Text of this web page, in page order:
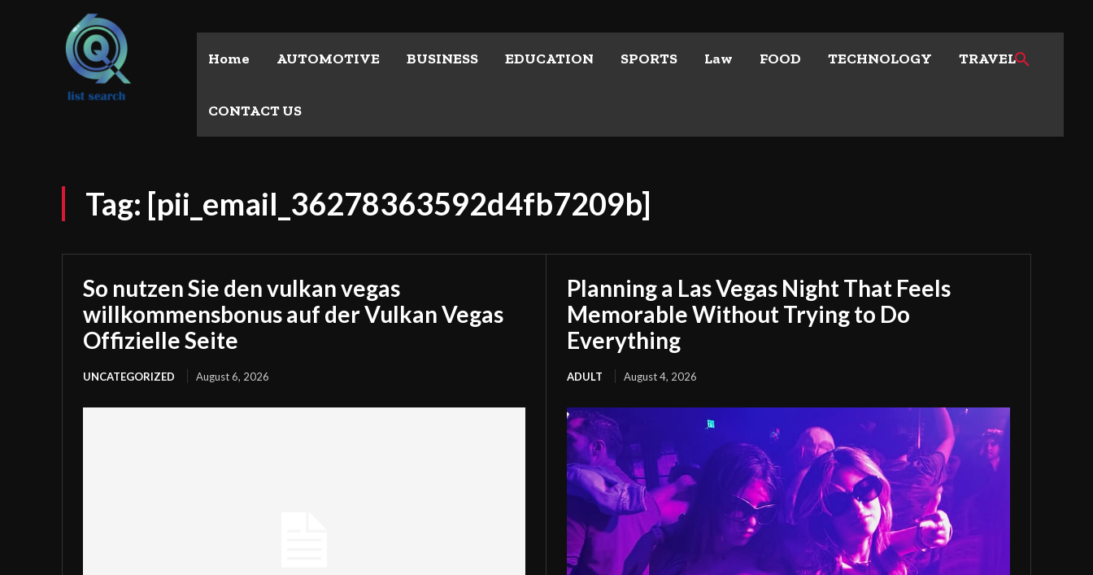
Home AUTOMOTIVE BUSINESS EDUCATION SPORTS Law FOOD TECHNOLOGY TRAVEL
CONTACT US
Tag: [pii_email_36278363592d4fb7209b]
So nutzen Sie den vulkan vegas
willkommensbonus auf der Vulkan Vegas
Offizielle Seite
UNCATEGORIZED August 6, 2026
Planning a Las Vegas Night That Feels
Memorable Without Trying to Do
Everything
ADULT August 4, 2026